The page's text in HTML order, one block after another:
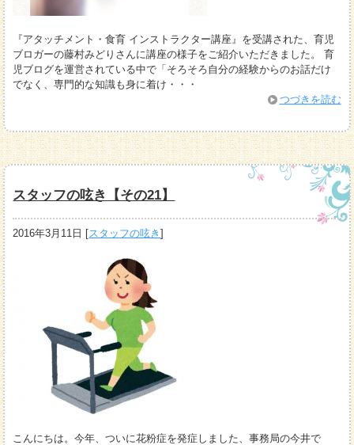
『アタッチメント・食育 インストラクター講座』を受講された、育児
ブロガーの藤村みどりさんに講座の様子をご紹介いただきました。 育
児ブログを運営されている中で「そろそろ自分の経験からのお話だけ
でなく、専門的な知識も身に着け・・・
つづきを読む
スタッフの呟き【その21】
2016年3月11日 [スタッフの呟き]
こんにちは。今年、ついに花粉症を発症しました、事務局の今井で